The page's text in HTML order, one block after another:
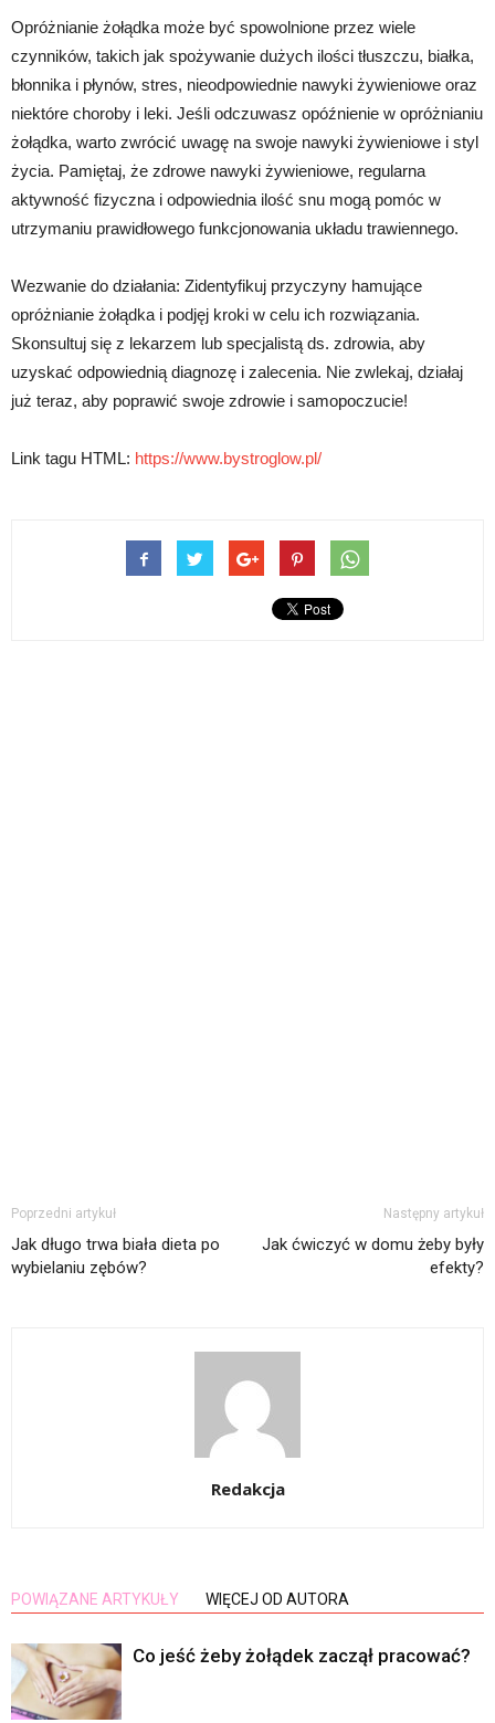
Opróżnianie żołądka może być spowolnione przez wiele
czynników, takich jak spożywanie dużych ilości tłuszczu, białka,
błonnika i płynów, stres, nieodpowiednie nawyki żywieniowe oraz
niektóre choroby i leki. Jeśli odczuwasz opóźnienie w opróżnianiu
żołądka, warto zwrócić uwagę na swoje nawyki żywieniowe i styl
życia. Pamiętaj, że zdrowe nawyki żywieniowe, regularna
aktywność fizyczna i odpowiednia ilość snu mogą pomóc w
utrzymaniu prawidłowego funkcjonowania układu trawiennego.
Wezwanie do działania: Zidentyfikuj przyczyny hamujące
opróżnianie żołądka i podjęj kroki w celu ich rozwiązania.
Skonsultuj się z lekarzem lub specjalistą ds. zdrowia, aby
uzyskać odpowiednią diagnozę i zalecenia. Nie zwlekaj, działaj
już teraz, aby poprawić swoje zdrowie i samopoczucie!
Link tagu HTML: https://www.bystroglow.pl/
Poprzedni artykuł
Jak długo trwa biała dieta po
wybielaniu zębów?
Następny artykuł
Jak ćwiczyć w domu żeby były
efekty?
Redakcja
POWIĄZANE ARTYKUŁY WIĘCEJ OD AUTORA
Co jeść żeby żołądek zaczął pracować?